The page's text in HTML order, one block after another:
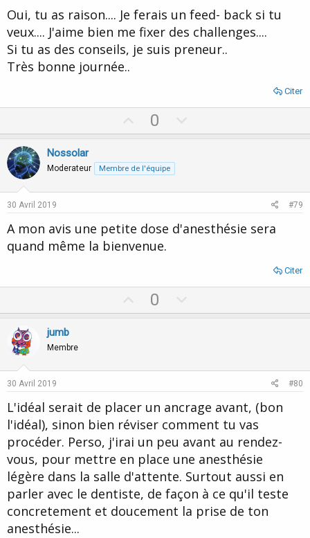
t
e
Oui, tu as raison.... Je ferais un feed- back si tu
veux.... J'aime bien me fixer des challenges....
Si tu as des conseils, je suis preneur..
Très bonne journée..
Citer
p
o
0
o
e
Nossolar
Moderateur Membre de l'équipe
30 Avril 2019 #79
A mon avis une petite dose d'anesthésie sera
quand même la bienvenue.
Citer
p
t
0
o
v
e
jumb
Membre
30 Avril 2019 #80
L'idéal serait de placer un ancrage avant, (bon
l'idéal), sinon bien réviser comment tu vas
procéder. Perso, j'irai un peu avant au rendez-
vous, pour mettre en place une anesthésie
légère dans la salle d'attente. Surtout aussi en
parler avec le dentiste, de façon à ce qu'il teste
concretement et doucement la prise de ton
anesthésie...